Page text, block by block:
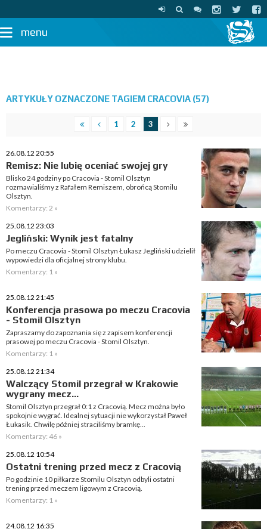
menu
ARTYKUŁY OZNACZONE TAGIEM CRACOVIA (57)
1 2 3
26.08.12 20:55
Remisz: Nie lubię oceniać swojej gry
Blisko 24 godziny po Cracovia - Stomil Olsztyn
rozmawialiśmy z Rafałem Remiszem, obrońcą Stomilu
Olsztyn.
Komentarzy: 2 »
25.08.12 23:03
Jegliński: Wynik jest fatalny
Po meczu Cracovia - Stomil Olsztyn Łukasz Jegliński udzielił
wypowiedzi dla oficjalnej strony klubu.
Komentarzy: 1 »
25.08.12 21:45
Konferencja prasowa po meczu Cracovia
- Stomil Olsztyn
Zapraszamy do zapoznania się z zapisem konferencji
prasowej po meczu Cracovia - Stomil Olsztyn.
Komentarzy: 1 »
25.08.12 21:34
Walczący Stomil przegrał w Krakowie
wygrany mecz...
Stomil Olsztyn przegrał 0:1 z Cracovią. Mecz można było
spokojnie wygrać. Idealnej sytuacji nie wykorzystał Paweł
Łukasik. Chwilę później straciliśmy bramkę...
Komentarzy: 46 »
25.08.12 10:54
Ostatni trening przed mecz z Cracovią
Po godzinie 10 piłkarze Stomilu Olsztyn odbyli ostatni
trening przed meczem ligowym z Cracovią.
Komentarzy: 1 »
24.08.12 16:35